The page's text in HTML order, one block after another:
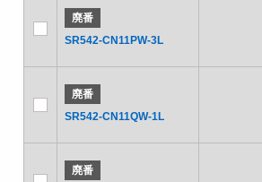
廃番
SR542-CN11PW-3L
廃番
SR542-CN11QW-1L
廃番